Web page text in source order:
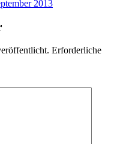
2013
Erforderliche